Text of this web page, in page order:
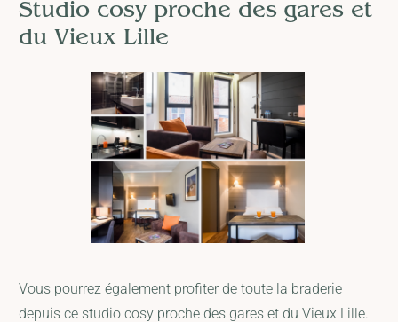
Studio cosy proche des gares et
du Vieux Lille
Vous pourrez également profiter de toute la braderie
depuis ce studio cosy proche des gares et du Vieux Lille.